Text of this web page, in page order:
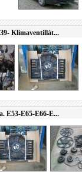
Klímaventillát...
E53-E65-E66-E...